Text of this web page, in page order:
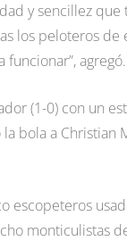
y sencillez
los peloteros de
funcionar”, agregó.
(1-0) con un
bola a Christian
escopeteros
monticulistas